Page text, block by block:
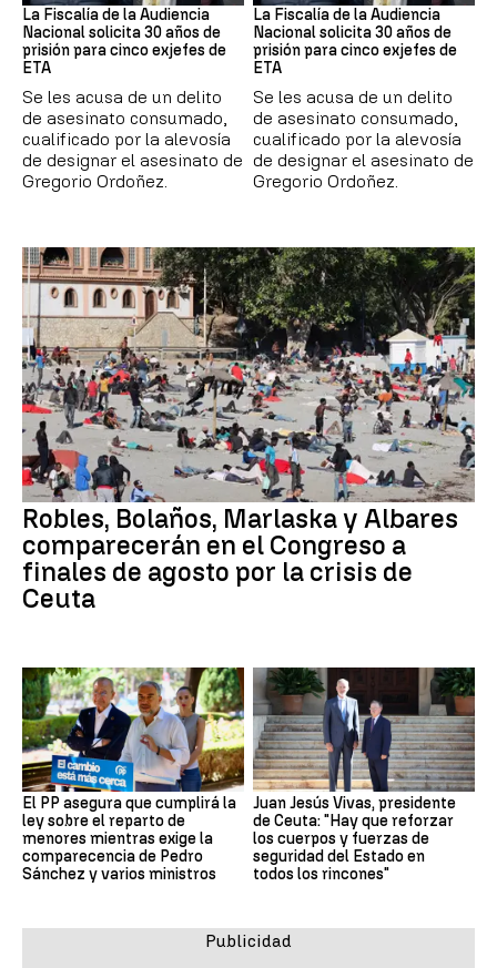
La Fiscalía de la Audiencia
Nacional solicita 30 años de
prisión para cinco exjefes de
ETA
Se les acusa de un delito
de asesinato consumado,
cualificado por la alevosía
de designar el asesinato de
Gregorio Ordoñez.
La Fiscalía de la Audiencia
Nacional solicita 30 años de
prisión para cinco exjefes de
ETA
Se les acusa de un delito
de asesinato consumado,
cualificado por la alevosía
de designar el asesinato de
Gregorio Ordoñez.
Robles, Bolaños, Marlaska y Albares
comparecerán en el Congreso a
finales de agosto por la crisis de
Ceuta
El PP asegura que cumplirá la
ley sobre el reparto de
menores mientras exige la
comparecencia de Pedro
Sánchez y varios ministros
Juan Jesús Vivas, presidente
de Ceuta: "Hay que reforzar
los cuerpos y fuerzas de
seguridad del Estado en
todos los rincones"